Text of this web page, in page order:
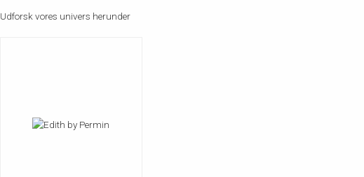
Udforsk vores univers herunder